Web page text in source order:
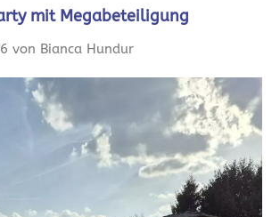
mit Megabeteiligung
von Bianca Hundur